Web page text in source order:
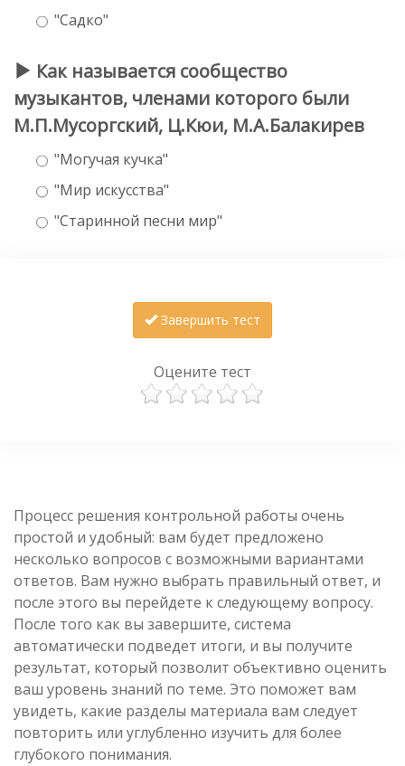
"Садко"
Как называется сообщество
музыкантов, членами которого были
М.П.Мусоргский, Ц.Кюи, М.А.Балакирев
"Могучая кучка"
"Мир искусства"
"Старинной песни мир"
Завершить тест
Оцените тест
Процесс решения контрольной работы очень
простой и удобный: вам будет предложено
несколько вопросов с возможными вариантами
ответов. Вам нужно выбрать правильный ответ, и
после этого вы перейдете к следующему вопросу.
После того как вы завершите, система
автоматически подведет итоги, и вы получите
результат, который позволит объективно оценить
ваш уровень знаний по теме. Это поможет вам
увидеть, какие разделы материала вам следует
повторить или углубленно изучить для более
глубокого понимания.